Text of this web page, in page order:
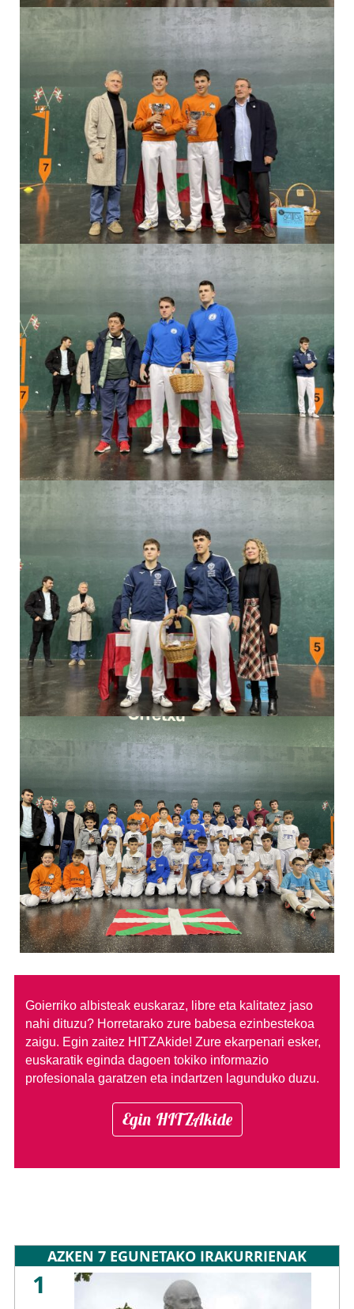
Goierriko albisteak euskaraz, libre eta kalitatez jaso
nahi dituzu? Horretarako zure babesa ezinbestekoa
zaigu. Egin zaitez HITZAkide! Zure ekarpenari esker,
euskaratik eginda dagoen tokiko informazio
profesionala garatzen eta indartzen lagunduko duzu.
Egin HITZAkide
AZKEN 7 EGUNETAKO IRAKURRIENAK
1